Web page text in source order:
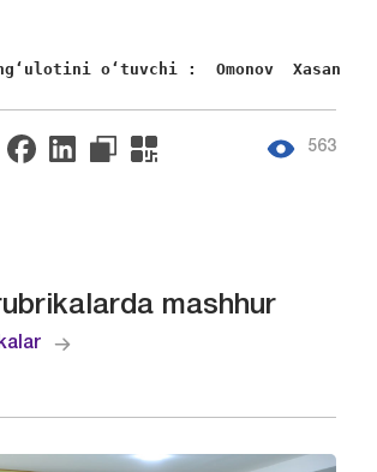
oʻtuvchi :  Omonov  Xasan
563
mashhur